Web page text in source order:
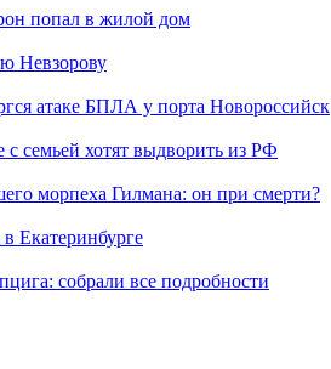
попал в жилой дом
Невзорову
атаке БПЛА у порта Новороссийск
с семьей хотят выдворить из РФ
морпеха Гилмана: он при смерти?
Екатеринбурге
собрали все подробности